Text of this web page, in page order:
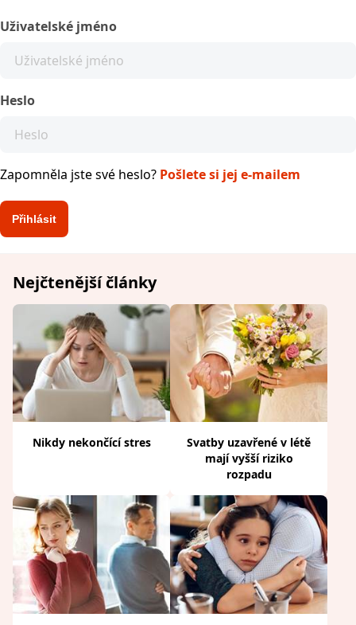
Uživatelské jméno
Heslo
Zapomněla jste své heslo? Pošlete si jej e-mailem
Nejčtenější články
Nikdy nekončící stres
Svatby uzavřené v létě
mají vyšší riziko
rozpadu